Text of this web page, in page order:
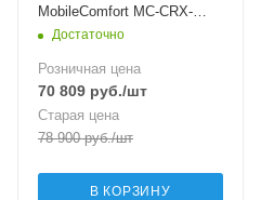
MobileComfort MC-CRX-
50(12/24)
Достаточно
Розничная цена
70 809 руб./шт
Старая цена
78 900руб./шт
В КОРЗИНУ